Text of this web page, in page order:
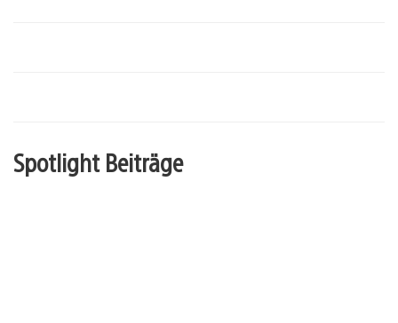
Spotlight Beiträge